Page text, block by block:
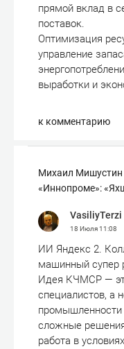
прямой вклад в
поставок.
Оптимизация
управление
выработки и
к комментарию
Михаил
«Иннопроме»:
VasiliyTerzi
18 Июля11:08
ИИ Яндекс 2.
машинный
Идея КЧМСР —
специалистов, а
промышленности
сложные
работа в